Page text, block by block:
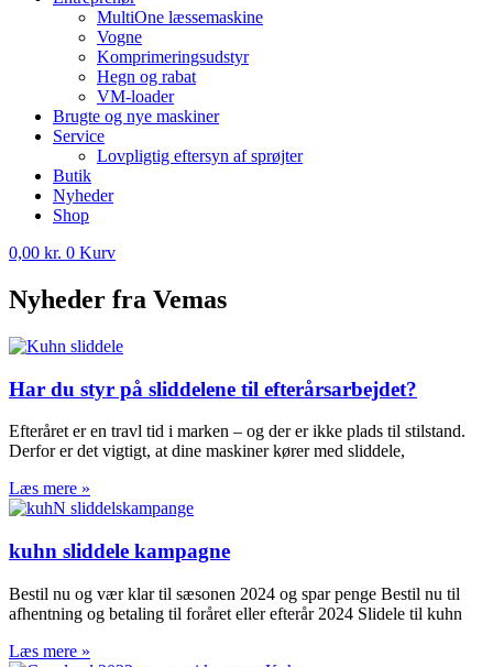
MultiOne læssemaskine
Vogne
Komprimeringsudstyr
Hegn og rabat
VM-loader
Brugte og nye maskiner
Service
Lovpligtig eftersyn af sprøjter
Butik
Nyheder
Shop
0,00 kr. 0 Kurv
Nyheder fra Vemas
Har du styr på sliddelene til efterårsarbejdet?
Efteråret er en travl tid i marken – og der er ikke plads til stilstand.
Derfor er det vigtigt, at dine maskiner kører med sliddele,
Læs mere »
kuhn sliddele kampagne
Bestil nu og vær klar til sæsonen 2024 og spar penge Bestil nu til
afhentning og betaling til foråret eller efterår 2024 Slidele til kuhn
Læs mere »